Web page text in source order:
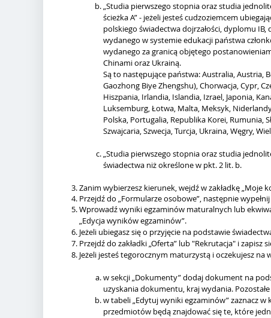
„Studia pierwszego stopnia oraz studia
ścieżka A” - jeżeli jesteś cudzoziemcem
polskiego świadectwa dojrzałości, dyplomu
wydanego w systemie edukacji państwa
wydanego za granicą objętego
Chinami oraz Ukrainą.
Są to następujące państwa: Australia, Austria,
Gaozhong Biye Zhengshu), Chorwacja, Cypr,
Hiszpania, Irlandia, Islandia, Izrael, Japonia,
Luksemburg, Łotwa, Malta, Meksyk,
Polska, Portugalia, Republika Korei, Rumunia,
Szwajcaria, Szwecja, Turcja, Ukraina, Węgry,
„Studia pierwszego stopnia oraz studia
świadectwa niż określone w pkt. 2 lit. b.
Zanim wybierzesz kierunek, wejdź w zakładkę „Moje
Przejdź do „Formularze osobowe”, następnie
Wprowadź wyniki egzaminów maturalnych lub
„Edycja wyników egzaminów”.
Jeżeli ubiegasz się o przyjęcie na podstawie
Przejdź do zakładki „Oferta” lub "Rekrutacja" i
Jeżeli jesteś tegorocznym maturzystą i oczekujesz
w sekcji „Dokumenty” dodaj dokument na
uzyskania dokumentu, kraj wydania.
w tabeli „Edytuj wyniki egzaminów” zaznacz
przedmiotów będą znajdować się te, które